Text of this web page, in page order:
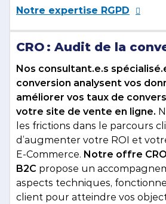
Notre expertise RGPD
CRO : Audit de la
Nos consultant.e.s
conversion analysent vos
améliorer vos taux de
votre site de vente en ligne.
les frictions dans le parcours
d’augmenter votre ROI et
E-Commerce. Notre offre
B2C propose un
aspects techniques,
client pour atteindre vos